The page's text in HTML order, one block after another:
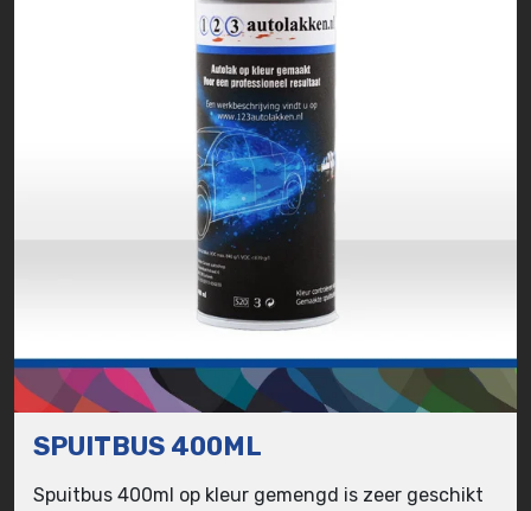
SPUITBUS 400ML
Spuitbus 400ml op kleur gemengd is zeer geschikt